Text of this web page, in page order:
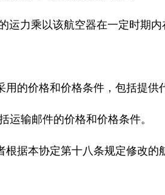
力乘以该航空器在一定时期内
的价格和价格条件，包括提供
输邮件的价格和价格条件。
据本协定第十八条规定修改的